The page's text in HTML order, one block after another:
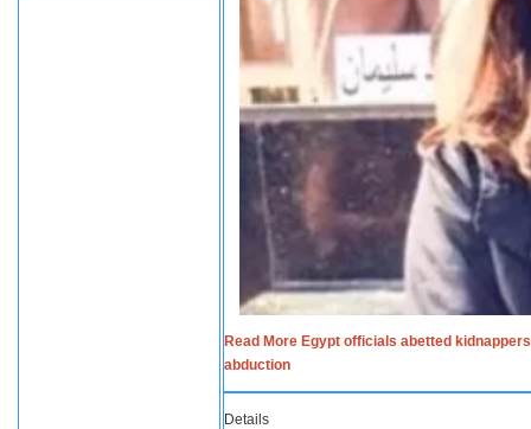
Read More Egypt officials abetted
abduction
Details